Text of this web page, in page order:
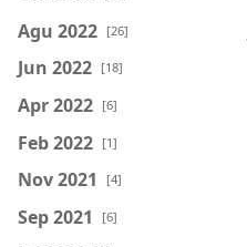
Agu 2022 [26]
Jun 2022 [18]
Apr 2022 [6]
Feb 2022 [1]
Nov 2021 [4]
Sep 2021 [6]